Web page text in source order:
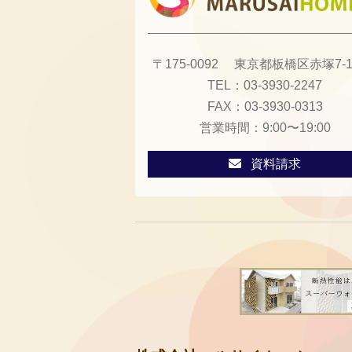
〒175-0092
東京都板橋区赤塚7-
TEL： 03-3930-2247
FAX： 03-3930-0313
営業時間： 9:00〜19:00
資料請求